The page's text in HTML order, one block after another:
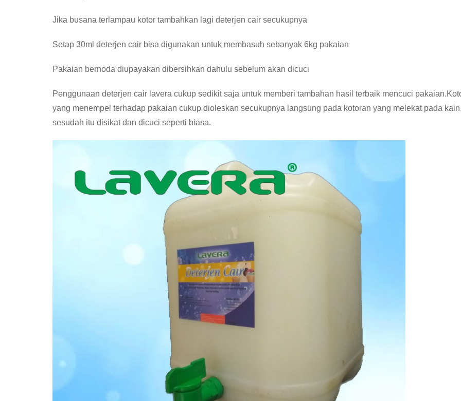
Jika busana terlampau kotor tambahkan lagi deterjen cair secukupnya
Setap 30ml deterjen cair bisa digunakan untuk membasuh sebanyak 6kg pakaian
Pakaian bernoda diupayakan dibersihkan dahulu sebelum akan dicuci
Penggunaan deterjen cair lavera cukup sedikit saja untuk memberi tambahan hasil terbaik mencuci
yang menempel terhadap pakaian cukup dioleskan secukupnya langsung pada kotoran yang melekat pada kain,
sesudah itu disikat dan dicuci seperti biasa.